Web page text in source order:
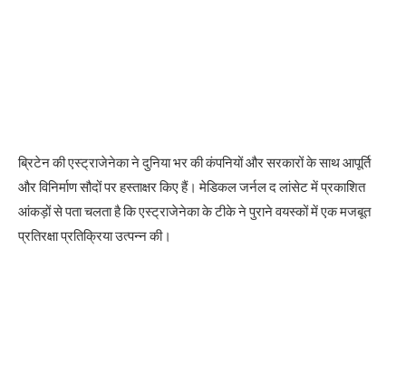
ब्रिटेन की एस्ट्राजेनेका ने दुनिया भर की कंपनियों और सरकारों के साथ आपूर्ति
और विनिर्माण सौदों पर हस्ताक्षर किए हैं। मेडिकल जर्नल द लांसेट में प्रकाशित
आंकड़ों से पता चलता है कि एस्ट्राजेनेका के टीके ने पुराने वयस्कों में एक मजबूत
प्रतिरक्षा प्रतिक्रिया उत्पन्न की।